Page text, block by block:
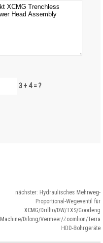
3 + 4 = ?
nächster: Hydraulisches Mehrweg-
Proportional-Wegeventil für
XCMG/Drillto/DW/TXS/Goodeng
Machine/Dilong/Vermeer/Zoomlion/Terra
HDD-Bohrgeräte